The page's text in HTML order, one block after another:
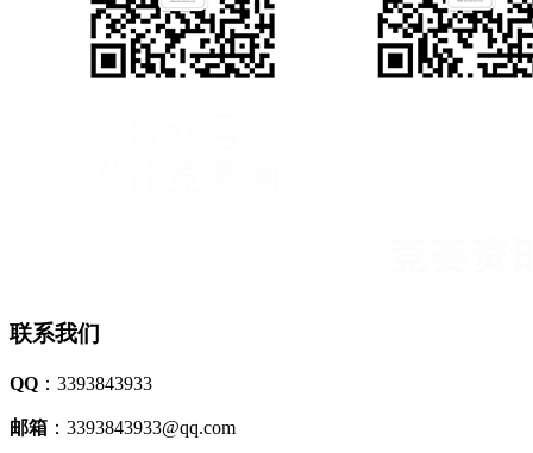
联系我们
QQ ：3393843933
邮箱 ：3393843933@qq.com